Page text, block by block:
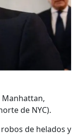
Manhattan,
de NYC).
de helados y